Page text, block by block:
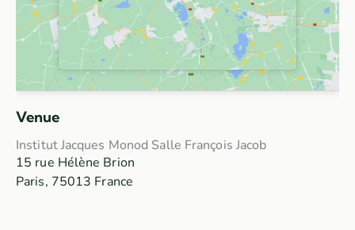
Venue
Institut Jacques Monod Salle François Jacob
15 rue Hélène Brion
Paris, 75013 France